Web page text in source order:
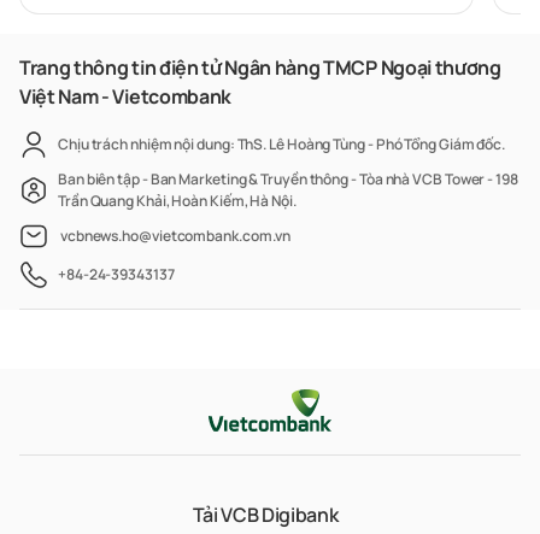
xuyên biên giới
Trang thông tin điện tử Ngân hàng TMCP Ngoại thương
Việt Nam - Vietcombank
Chịu trách nhiệm nội dung: ThS. Lê Hoàng Tùng - Phó Tổng Giám đốc.
Ban biên tập - Ban Marketing & Truyền thông - Tòa nhà VCB Tower - 198
Trần Quang Khải, Hoàn Kiếm, Hà Nội.
vcbnews.ho@vietcombank.com.vn
+84-24-39343137
Tải VCB Digibank